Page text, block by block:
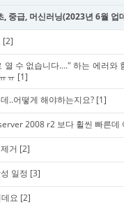
중급, 머신러닝(2023년 6월 업
[2]
열 수 없습니다...." 하는 에러와
ㅠ [1]
..어떻게 해야하는지요? [1]
2008 r2 보다 휠씬 빠른데
거 [2]
일정 [3]
요 [2]